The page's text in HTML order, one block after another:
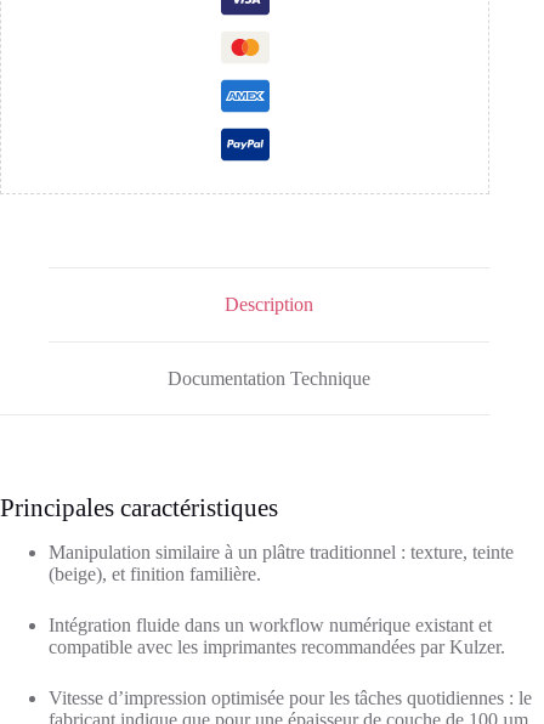
Description
Documentation Technique
Principales caractéristiques
Manipulation similaire à un plâtre traditionnel : texture, teinte
(beige), et finition familière.
Intégration fluide dans un workflow numérique existant et
compatible avec les imprimantes recommandées par Kulzer.
Vitesse d’impression optimisée pour les tâches quotidiennes : le